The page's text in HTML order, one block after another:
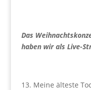
Das
haben wir als Live-
13. Meine älteste